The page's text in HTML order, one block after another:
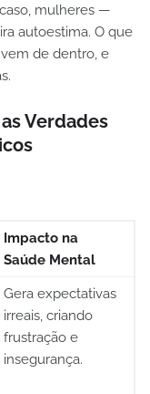
mulheres —
autoestima. O que
de dentro, e
Verdades
Impacto na
Saúde Mental
Gera expectativas
irreais, criando
frustração e
insegurança.